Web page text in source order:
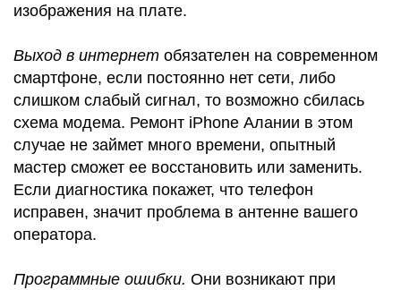
изображения на плате.
Выход в интернет обязателен на современном
смартфоне, если постоянно нет сети, либо
слишком слабый сигнал, то возможно сбилась
схема модема. Ремонт iPhone Алании в этом
случае не займет много времени, опытный
мастер сможет ее восстановить или заменить.
Если диагностика покажет, что телефон
исправен, значит проблема в антенне вашего
оператора.
Программные ошибки. Они возникают при